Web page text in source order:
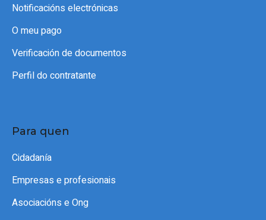
Notificacións electrónicas
O meu pago
Verificación de documentos
Perfil do contratante
Para quen
Cidadanía
Empresas e profesionais
Asociacións e Ong